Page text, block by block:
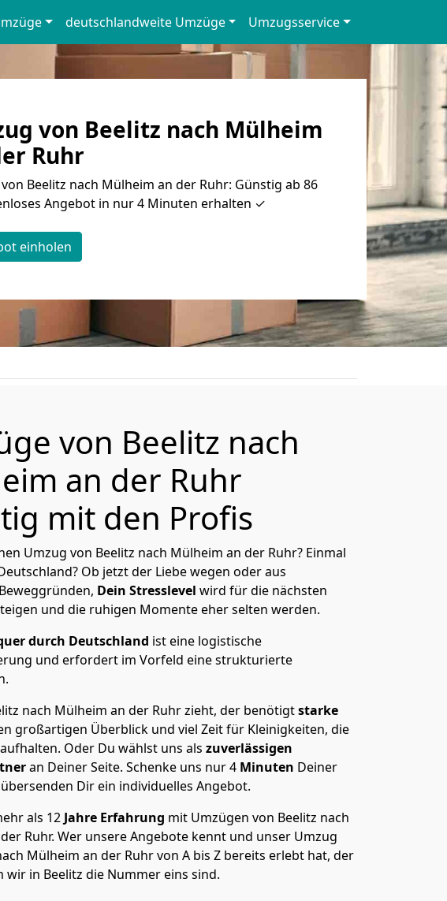
deutschlandweite Umzüge Umzugsservice
von Beelitz nach Mülheim
Ruhr
Beelitz nach Mülheim an der Ruhr: Günstig ab 86
Angebot in nur 4 Minuten erhalten ✓
einholen
von Beelitz nach
an der Ruhr
mit den Profis
Umzug von Beelitz nach Mülheim an der Ruhr? Einmal
Ob jetzt der Liebe wegen oder aus
Dein Stresslevel wird für die nächsten
und die ruhigen Momente eher selten werden.
durch Deutschland ist eine logistische
und erfordert im Vorfeld eine strukturierte
nach Mülheim an der Ruhr zieht, der benötigtstarke
großartigen Überblick und viel Zeit für Kleinigkeiten, die
Oder Du wählst uns als zuverlässigen
an Deiner Seite. Schenke uns nur4 Minuten Deiner
Dir ein individuelles Angebot.
als 12 Jahre Erfahrung mit Umzügen von Beelitz nach
Ruhr. Wer unsere Angebote kennt und unser Umzug
Mülheim an der Ruhr von A bis Z bereits erlebt hat, der
wir in Beelitz die Nummer eins sind.